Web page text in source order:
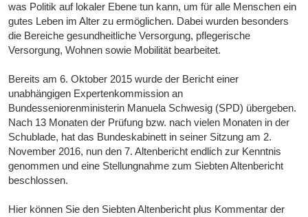
was Politik auf lokaler Ebene tun kann, um für alle Menschen ein
gutes Leben im Alter zu ermöglichen. Dabei wurden besonders
die Bereiche gesundheitliche Versorgung, pflegerische
Versorgung, Wohnen sowie Mobilität bearbeitet.
Bereits am 6. Oktober 2015 wurde der Bericht einer
unabhängigen Expertenkommission an
Bundesseniorenministerin Manuela Schwesig (SPD) übergeben.
Nach 13 Monaten der Prüfung bzw. nach vielen Monaten in der
Schublade, hat das Bundeskabinett in seiner Sitzung am 2.
November 2016, nun den 7. Altenbericht endlich zur Kenntnis
genommen und eine Stellungnahme zum Siebten Altenbericht
beschlossen.
Hier können Sie den Siebten Altenbericht plus Kommentar der